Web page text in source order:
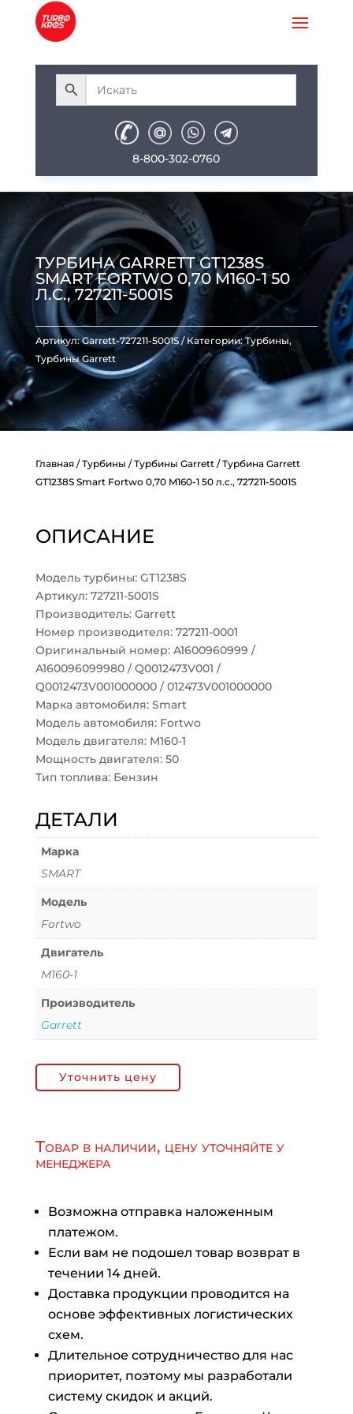
8-800-302-0760
ТУРБИНА GARRETT GT1238S
SMART FORTWO 0,70 M160-1 50
Л.С., 727211-5001S
Артикул:Garrett-727211-5001S Категории:Турбины,
Турбины Garrett
Главная/Турбины /Турбины Garrett/ Турбина Garrett
GT1238S Smart Fortwo 0,70 M160-1 50 л.с., 727211-5001S
ОПИСАНИЕ
Модель турбины: GT1238S
Артикул: 727211-5001S
Производитель: Garrett
Номер производителя: 727211-0001
Оригинальный номер: A1600960999 /
A160096099980 / Q0012473V001 /
Q0012473V001000000 / 012473V001000000
Марка автомобиля: Smart
Модель автомобиля: Fortwo
Модель двигателя: M160-1
Мощность двигателя: 50
Тип топлива: Бензин
ДЕТАЛИ
Марка
SMART
Модель
Fortwo
Двигатель
M160-1
Производитель
Garrett
Уточнить цену
Товар в наличии, цену уточняйте у
менеджера
Возможна отправка наложенным
платежом.
Если вам не подошел товар возврат в
течении 14 дней.
Доставка продукции проводится на
основе эффективных логистических
схем.
Длительное сотрудничество для нас
приоритет, поэтому мы разработали
систему скидок и акций.